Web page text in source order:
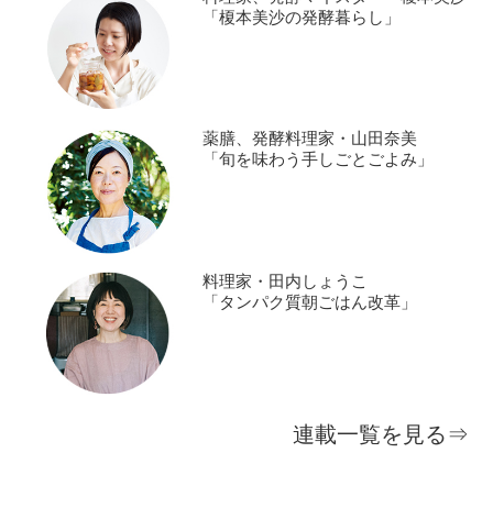
「榎本美沙の発酵暮らし」
薬膳、発酵料理家・山田奈美
「旬を味わう手しごとごよみ」
料理家・田内しょうこ
「タンパク質朝ごはん改革」
連載一覧を見る⇒